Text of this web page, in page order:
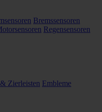
Bremssensoren
Regensensoren
Zierleisten Embleme